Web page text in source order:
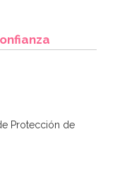
Protección de